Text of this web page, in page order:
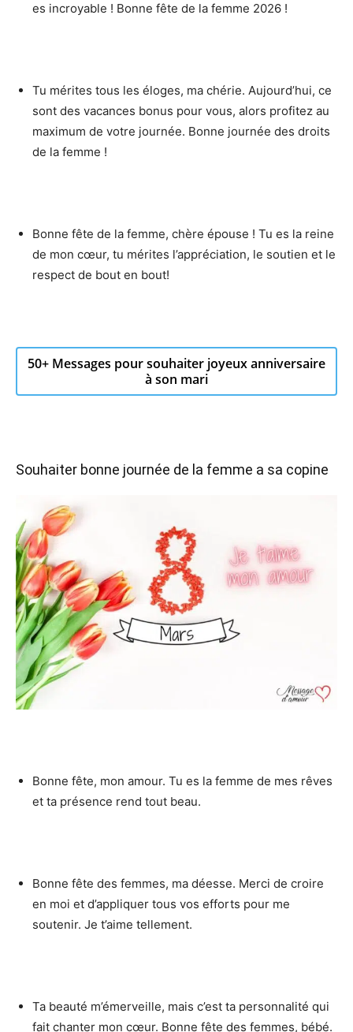
es incroyable ! Bonne fête de la femme 2026 !
Tu mérites tous les éloges, ma chérie. Aujourd’hui, ce
sont des vacances bonus pour vous, alors profitez au
maximum de votre journée. Bonne journée des droits
de la femme !
Bonne fête de la femme, chère épouse ! Tu es la reine
de mon cœur, tu mérites l’appréciation, le soutien et le
respect de bout en bout!
50+ Messages pour souhaiter joyeux anniversaire
à son mari
Souhaiter bonne journée de la femme a sa copine
Bonne fête, mon amour. Tu es la femme de mes rêves
et ta présence rend tout beau.
Bonne fête des femmes, ma déesse. Merci de croire
en moi et d’appliquer tous vos efforts pour me
soutenir. Je t’aime tellement.
Ta beauté m’émerveille, mais c’est ta personnalité qui
fait chanter mon cœur. Bonne fête des femmes, bébé.